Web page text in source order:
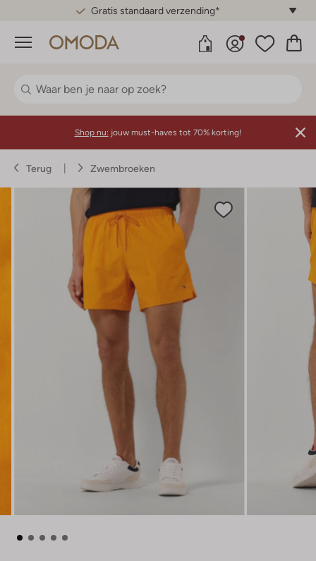
Gratis standaard verzending*
Menu
Shop nu: jouw must-haves tot 70% korting!
Terug Zwembroeken